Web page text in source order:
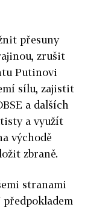
přesuny
zrušit
Putinovi
sílu, zajistit
a dalších
a využít
východě
zbraně.
stranami